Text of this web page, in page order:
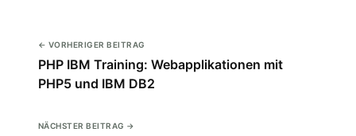
← VORHERIGER BEITRAG
PHP IBM Training: Webapplikationen mit
PHP5 und IBM DB2
NÄCHSTER BEITRAG →